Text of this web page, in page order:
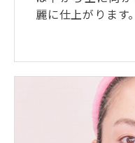
麗に仕上がります。